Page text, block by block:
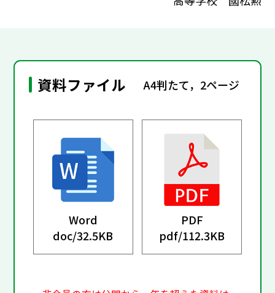
資料ファイル A4判たて，2ページ
Word
doc/32.5KB
PDF
pdf/112.3KB